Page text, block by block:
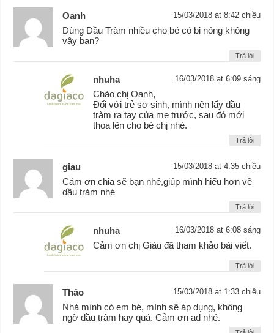
Oanh 15/03/2018 at 8:42 chiều
Dùng Dầu Tràm nhiều cho bé có bi nóng không
vậy bạn?
Trả lời
nhuha 16/03/2018 at 6:09 sáng
Chào chị Oanh,
Đối với trẻ sơ sinh, mình nên lấy dầu
tràm ra tay của mẹ trước, sau đó mới
thoa lên cho bé chị nhé.
Trả lời
giau 15/03/2018 at 4:35 chiều
Cảm ơn chia sẽ bạn nhé,giúp mình hiểu hơn về
dầu tràm nhé
Trả lời
nhuha 16/03/2018 at 6:08 sáng
Cảm ơn chị Giàu đã tham khảo bài viết.
Trả lời
Thảo 15/03/2018 at 1:33 chiều
Nhà mình có em bé, mình sẽ áp dụng, không
ngờ dầu tràm hay quá. Cảm ơn ad nhé.